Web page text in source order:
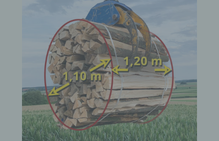
allein oder gemeinsam mit anderen über die Zwecke
und Mittel der Verarbeitung von personenbezogenen
Daten entscheidet. Sind die Zwecke und Mittel dieser
Verarbeitung durch das Unionsrecht oder das Recht der
Mitgliedstaaten vorgegeben, so kann der Verantwortliche
beziehungsweise können die bestimmten Kriterien
seiner Benennung nach dem Unionsrecht oder dem
Recht der Mitgliedstaaten vorgesehen werden.
h) Auftragsverarbeiter
Auftragsverarbeiter ist eine natürliche oder juristische
Person, Behörde, Einrichtung oder andere Stelle, die
personenbezogene Daten im Auftrag des
Verantwortlichen verarbeitet.